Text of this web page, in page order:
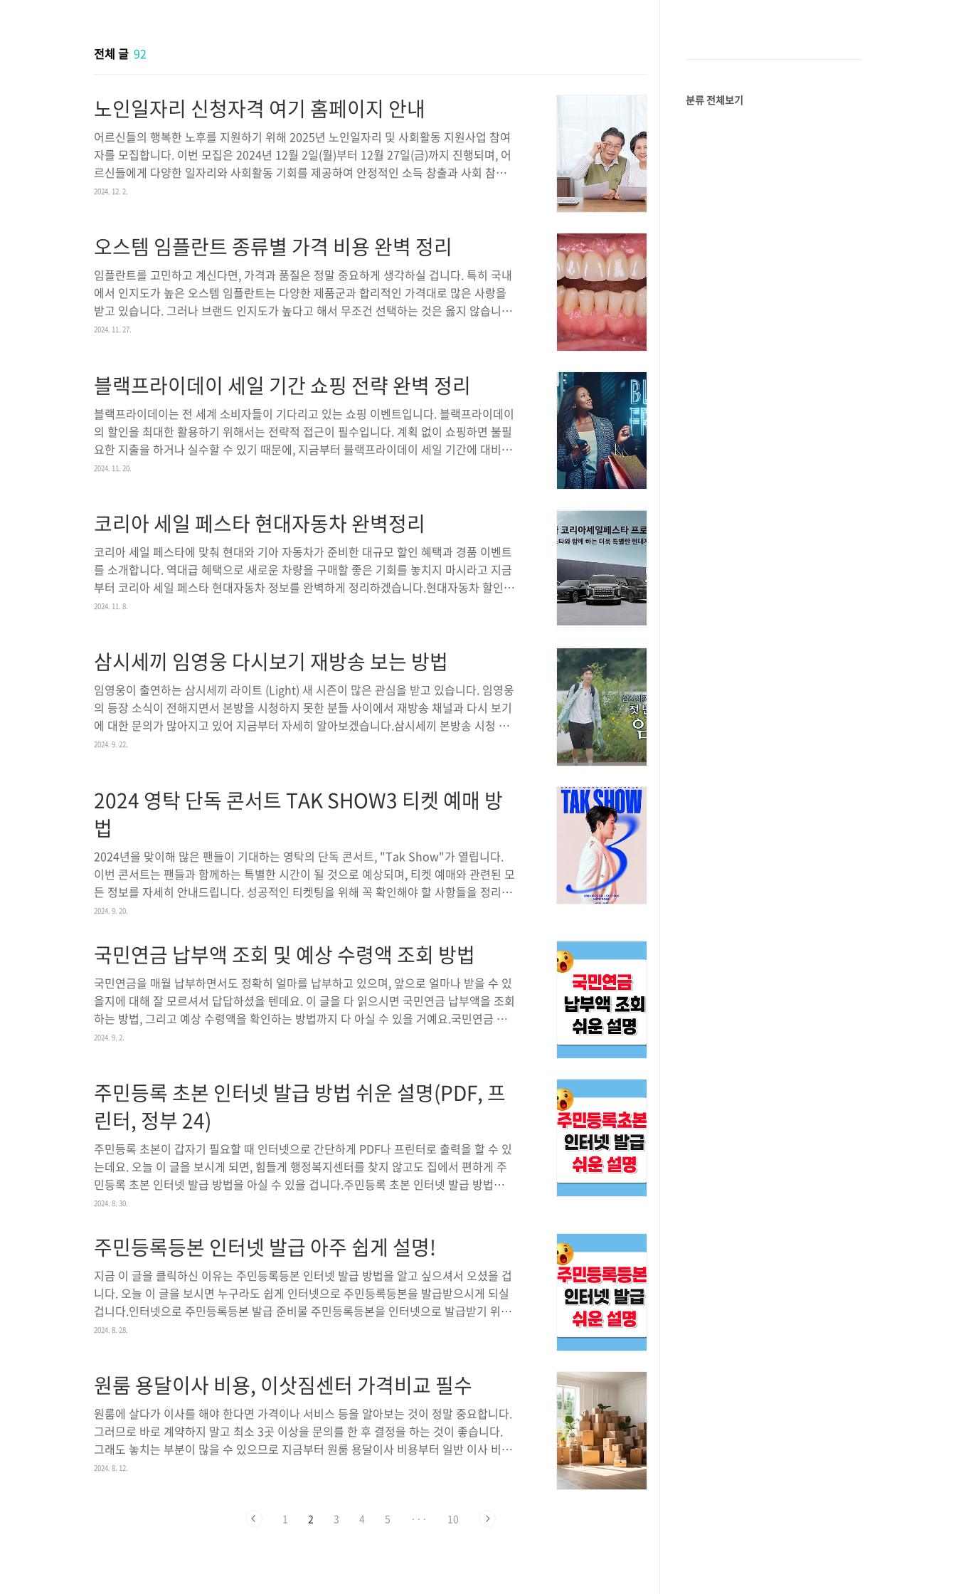
전체 글 92
노인일자리 신청자격 여기 홈페이지 안내
어르신들의 행복한 노후를 지원하기 위해 2025년 노인일자리 및 사회활동 지원사업 참여
자를 모집합니다. 이번 모집은 2024년 12월 2일(월)부터 12월 27일(금)까지 진행되며, 어
르신들에게 다양한 일자리와 사회활동 기회를 제공하여 안정적인 소득 창출과 사회 참여
를 도모하고자 합니다. 모집 대상은 기본적으로 65세 이상 기초연금 수급자이지만, 일부
회활동을 지원하기 위해 많은 노력을 기울이고 있는 이번 사업은 특히 공익활동, 사회서비
스형, 시장형 사업단 등 여러 형태의 일자리를 통해 맞춤형 기회를 제공합니다. 자격 요건
과 신청 방..
2024. 12. 2.
오스템 임플란트 종류별 가격 비용 완벽 정리
임플란트를 고민하고 계신다면, 가격과 품질은 정말 중요하게 생각하실 겁니다. 특히 국내
에서 인지도가 높은 오스템 임플란트는 다양한 제품군과 합리적인 가격대로 많은 사랑을
받고 있습니다. 그러나 브랜드 인지도가 높다고 해서 무조건 선택하는 것은 옳지 않습니다.
이번 글에서는 오스템 임플란트의 가격과 제품 종류, 평균 수명에 대해 깊이 있게 알아보겠
에서 150만 원 사이로 형성되어 있습니다. 이 가격은 환자 개인의 구강 상태, 필요한 추가
시술, 병원 위치와 같은 여러 요인에 따라 달라질 수 있습니다. 임플란트 가격비교 사이트
👆 특히, ..
2024. 11. 27.
블랙프라이데이 세일 기간 쇼핑 전략 완벽 정리
블랙프라이데이는 전 세계 소비자들이 기다리고 있는 쇼핑 이벤트입니다. 블랙프라이데이
의 할인을 최대한 활용하기 위해서는 전략적 접근이 필수입니다. 계획 없이 쇼핑하면 불필
요한 지출을 하거나 실수할 수 있기 때문에, 지금부터 블랙프라이데이 세일 기간에 대비해
미리 체크해야 할 팁과 전략을 상세히 소개합니다.블랙프라이데이 세일 기간블랙프라이데
고 있습니다. 이 날은 수많은 브랜드와 리테일러들이 대규모 할인 행사를 통해 소비자들에
게 엄청난 쇼핑 기회를 제공하는 기간으로, 각종 전자기기부터 패션, 뷰티, 가전제품에 이
르기까지 다양한 품목이 할..
2024. 11. 20.
코리아 세일 페스타 현대자동차 완벽정리
코리아 세일 페스타에 맞춰 현대와 기아 자동차가 준비한 대규모 할인 혜택과 경품 이벤트
를 소개합니다. 역대급 혜택으로 새로운 차량을 구매할 좋은 기회를 놓치지 마시라고 지금
부터 코리아 세일 페스타 현대자동차 정보를 완벽하게 정리하겠습니다.현대자동차 할인
정보현대자동차는 올해 최대 할인 혜택을 제공하며, 24개 차종에 대해 다양한 할인 혜택을
400만 원 할인넥쏘: 최대 300만 원 할인포터 II 일렉트릭: 최대 500만 원 할인파비스: 최대
1,000만 원 할인 현대자동차 할인받고 구매하기👆 현대차는 특히 전기차와 상용..
2024. 11. 8.
삼시세끼 임영웅 다시보기 재방송 보는 방법
임영웅이 출연하는 삼시세끼 라이트 (Light) 새 시즌이 많은 관심을 받고 있습니다. 임영웅
의 등장 소식이 전해지면서 본방을 시청하지 못한 분들 사이에서 재방송 채널과 다시 보기
에 대한 문의가 많아지고 있어 지금부터 자세히 알아보겠습니다.삼시세끼 본방송 시청 방
법삼시세끼 라이트 (Light) 새 시즌은 매주 금요일 저녁 8시 40분, tvN 채널에서 방영됩니
능한 온에어 서비스를 통해 실시간으로 방송을 즐길 수 있습니다. tvN의 온에어 사이트는
안정적으로 방송을 제공하므로, 언제 어디서든 인터넷만 있다면 간편하게 본방을 ..
2024. 9. 22.
2024 영탁 단독 콘서트 TAK SHOW3 티켓 예매 방
법
2024년을 맞이해 많은 팬들이 기대하는 영탁의 단독 콘서트, "Tak Show"가 열립니다.
이번 콘서트는 팬들과 함께하는 특별한 시간이 될 것으로 예상되며, 티켓 예매와 관련된 모
든 정보를 자세히 안내드립니다. 성공적인 티켓팅을 위해 꼭 확인해야 할 사항들을 정리했
습니다. 특히, 예매 일정, 좌석 배치도, 교통 정보 등 콘서트에 참여하는 데 필요한 실질적
서트 Tak Show 기본 정보공연명: 2024 영탁 콘서트 "Tak Show"공연 일정: 2024년 1
월 20일 (토) 오후 5시공연 장소: KSPO DOME (올림픽 체조경기장)이번 공연은 2024년
영탁의 새로운 무대를 기대하는 팬들에게 큰 감동을 선사할 ..
2024. 9. 20.
국민연금 납부액 조회 및 예상 수령액 조회 방법
국민연금을 매월 납부하면서도 정확히 얼마를 납부하고 있으며, 앞으로 얼마나 받을 수 있
을지에 대해 잘 모르셔서 답답하셨을 텐데요. 이 글을 다 읽으시면 국민연금 납부액을 조회
하는 방법, 그리고 예상 수령액을 확인하는 방법까지 다 아실 수 있을 거예요.국민연금 납
부액 조회 방법 국민연금 납부액을 조회하는 방법은 의외로 매우 간단합니다. 인터넷을 통
속해 개인 인증 절차를 거쳐야 합니다. 사이트에 접속한 후 로그인을 클릭하여, 개인 또는
사업자를 선택한 후 뜨는 창에서 본인에 맞는 인증방법대로 인증 후 로그인을 합니다. 로
그인 후 ..
2024. 9. 2.
주민등록 초본 인터넷 발급 방법 쉬운 설명(PDF, 프
린터, 정부 24)
주민등록 초본이 갑자기 필요할 때 인터넷으로 간단하게 PDF나 프린터로 출력을 할 수 있
는데요. 오늘 이 글을 보시게 되면, 힘들게 행정복지센터를 찾지 않고도 집에서 편하게 주
민등록 초본 인터넷 발급 방법을 아실 수 있을 겁니다.주민등록 초본 인터넷 발급 방법주민
등록 초본을 발급받기 위해선 먼저 정부 24 사이트 접속을 하셔야 합니다. 여기를 클릭하
릭하면 창이 뜨면서 “회원 신청하기”, “비회원 신청하기”가 뜨는데 공인인증서나 회원가
입이 되어 있다면 “회원 신청하기”를 클릭하고 그렇지 않다면 “비회원 신청하기”를 클릭
합니다.회원 신청하기회원 신청하기를 클릭하면 로그인 또는 인증서 로그인 등 다양한 메
뉴들이 나타납니다. ..
2024. 8. 30.
주민등록등본 인터넷 발급 아주 쉽게 설명!
지금 이 글을 클릭하신 이유는 주민등록등본 인터넷 발급 방법을 알고 싶으셔서 오셨을 겁
니다. 오늘 이 글을 보시면 누구라도 쉽게 인터넷으로 주민등록등본을 발급받으시게 되실
겁니다.인터넷으로 주민등록등본 발급 준비물 주민등록등본을 인터넷으로 발급받기 위해
서는 몇 가지 준비물이 필요합니다. 필요한 준비물을 미리 확인하고 준비하면 발급 과정이
습니다.프린터: 발급받은 주민등록등본을 출력하기 위해서는 프린터가 필요합니다. 만약
프린터가 없더라도 PDF 파일로 저장해 나중에 출력할 수 있습니다.인터넷 연결: 안정적인
인터넷 연결이 필요합니다. ..
2024. 8. 28.
원룸 용달이사 비용, 이삿짐센터 가격비교 필수
원룸에 살다가 이사를 해야 한다면 가격이나 서비스 등을 알아보는 것이 정말 중요합니다.
그러므로 바로 계약하지 말고 최소 3곳 이상을 문의를 한 후 결정을 하는 것이 좋습니다.
그래도 놓치는 부분이 많을 수 있으므로 지금부터 원룸 용달이사 비용부터 일반 이사 비용,
그리고 이사 비용을 최대한 아끼는 방법까지 모두 알려드리겠습니다.원룸 용달이사 비용
식으로, 일반적인 포장이사와는 다릅니다. 용달이사의 가장 큰 장점은 비용이 상대적으로
2024. 8. 12.
1 2 3 4 5 ··· 10
분류 전체보기